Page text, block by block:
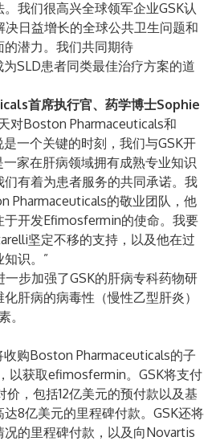
我们很高兴全球领军企业GSK认
日益增长的全球公共卫生问题和
潜力。我们共同期待
SLD患者同类最佳治疗方案的道
首席执行官、药学博士Sophie
对Boston Pharmaceuticals和
一个关键的时刻，我们与GSK开
一家在肝病领域拥有成熟专业知识
有着为患者服务的共同承诺。我
Pharmaceuticals的敬业团队，他
于开发Efimosfermin的使命。我要
坚定不移的支持，以及他在过
识。”
步加强了GSK的肝病专科药物研
肝病的病毒性（慢性乙型肝炎）
。
收购Boston Pharmaceuticals的子
以获取efimosfermin。GSK将支付
，包括12亿美元的预付款以及基
8亿美元的里程碑付款。GSK还将
的里程碑付款，以及向Novartis